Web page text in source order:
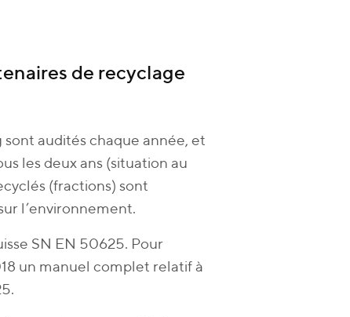
de recyclage
audités chaque année, et
les deux ans (situation au
(fractions) sont
l’environnement.
SN EN 50625. Pour
un manuel complet relatif à